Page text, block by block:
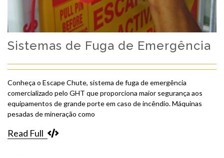
Sistemas de Fuga de Emergência
Conheça o Escape Chute, sistema de fuga de emergência
comercializado pelo GHT que proporciona maior segurança aos
equipamentos de grande porte em caso de incêndio. Máquinas
pesadas de mineração como
Read Full